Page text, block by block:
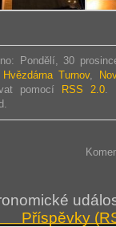
Pondělí, 30
Hvězdárna Turnov,
pomocí RSS 2.0
Příspěvky